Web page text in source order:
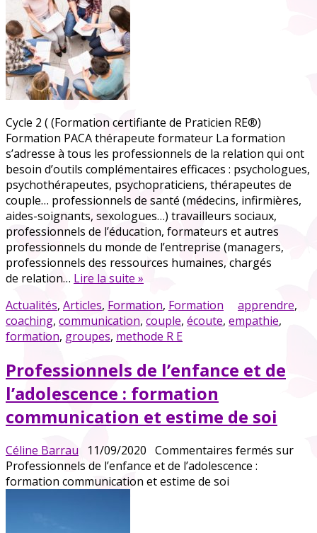
Cycle 2 ( (Formation certifiante de Praticien RE®)
Formation PACA thérapeute formateur La formation
s’adresse à tous les professionnels de la relation qui ont
besoin d’outils complémentaires efficaces : psychologues,
psychothérapeutes, psychopraticiens, thérapeutes de
couple… professionnels de santé (médecins, infirmières,
aides-soignants, sexologues…) travailleurs sociaux,
professionnels de l’éducation, formateurs et autres
professionnels du monde de l’entreprise (managers,
professionnels des ressources humaines, chargés
de relation… Lire la suite »
Actualités, Articles, Formation, Formation apprendre,
coaching, communication, couple, écoute, empathie,
formation, groupes, methode R E
Professionnels de l’enfance et de
l’adolescence : formation
communication et estime de soi
Céline Barrau 11/09/2020 Commentaires fermés sur
Professionnels de l’enfance et de l’adolescence :
formation communication et estime de soi